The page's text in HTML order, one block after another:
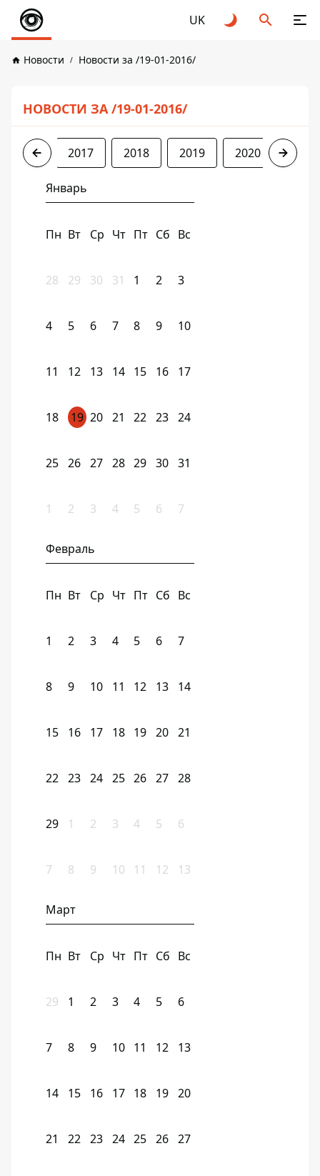
UK
Новости Новости за /19-01-2016/
НОВОСТИ ЗА /19-01-2016/
2016 2017 2018 2019 2020 2021
Январь
Пн Вт Ср Чт Пт Сб Вс
28 29 30 31 1 2 3
4 5 6 7 8 9 10
11 12 13 14 15 16 17
18 19 20 21 22 23 24
25 26 27 28 29 30 31
1 2 3 4 5 6 7
Февраль
Пн Вт Ср Чт Пт Сб Вс
1 2 3 4 5 6 7
8 9 10 11 12 13 14
15 16 17 18 19 20 21
22 23 24 25 26 27 28
29 1 2 3 4 5 6
7 8 9 10 11 12 13
Март
Пн Вт Ср Чт Пт Сб Вс
29 1 2 3 4 5 6
7 8 9 10 11 12 13
14 15 16 17 18 19 20
21 22 23 24 25 26 27